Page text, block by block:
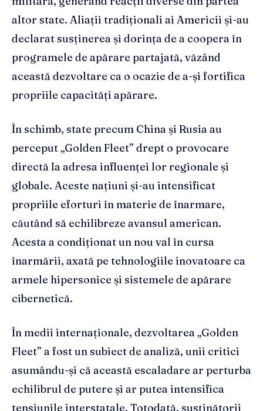
altor state. Aliații tradiționali ai Americii și-au
declarat susținerea și dorința de a coopera în
programele de apărare partajată, văzând
această dezvoltare ca o ocazie de a-și fortifica
propriile capacități apărare.
În schimb, state precum China și Rusia au
perceput „Golden Fleet” drept o provocare
directă la adresa influenței lor regionale și
globale. Aceste națiuni și-au intensificat
propriile eforturi în materie de înarmare,
căutând să echilibreze avansul american.
Acesta a condiționat un nou val în cursa
înarmării, axată pe tehnologiile inovatoare ca
armele hipersonice și sistemele de apărare
cibernetică.
În medii internaționale, dezvoltarea „Golden
Fleet” a fost un subiect de analiză, unii critici
asumându-și că această escaladare ar perturba
echilibrul de putere și ar putea intensifica
tensiunile interstatale. Totodată, susținătorii